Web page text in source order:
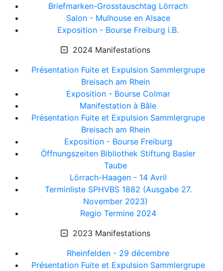
Briefmarken-Grosstauschtag Lörrach
Salon - Mulhouse en Alsace
Exposition - Bourse Freiburg i.B.
2024 Manifestations
Présentation Fuite et Expulsion Sammlergrupe
Breisach am Rhein
Exposition - Bourse Colmar
Manifestation à Bâle
Présentation Fuite et Expulsion Sammlergrupe
Breisach am Rhein
Exposition - Bourse Freiburg
Öffnungszeiten Bibliothek Stiftung Basler
Taube
Lörrach-Haagen - 14 Avril
Terminliste SPHVBS 1882 (Ausgabe 27.
November 2023)
Regio Termine 2024
2023 Manifestations
Rheinfelden - 29 décembre
Présentation Fuite et Expulsion Sammlergrupe